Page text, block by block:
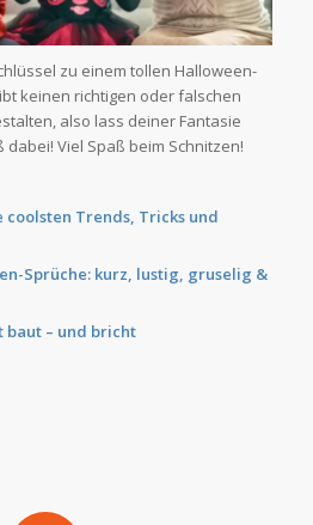
zu einem tollen Halloween-
keinen richtigen oder falschen
also lass deiner Fantasie
Viel Spaß beim Schnitzen!
coolsten Trends, Tricks und
Sprüche: kurz, lustig, gruselig &
baut – und bricht